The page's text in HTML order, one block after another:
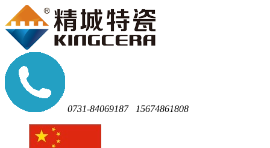
0731-84069187 15674861808